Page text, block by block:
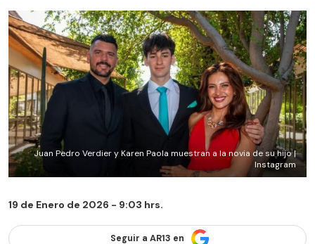
Juan Pedro Verdier y Karen Paola muestran a la novia de su hijo |
Instagram
19 de Enero de 2026 - 9:03 hrs.
Seguir a AR13 en